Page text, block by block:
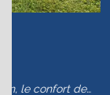
J’aime GRIN
Produit